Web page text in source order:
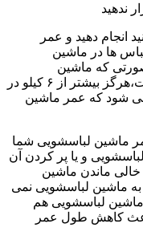
ندهید
انجام دهید و عمر
ها در ماشین
که ماشین
لباسشویی شما دارای ظرفیت ۶ کیلو است،هرگز بیشتر از ۶ کیلو در
می شود که عمر ماشین
ماشین لباسشویی شما
و یا پر کردن آن
خالی ماندن ماشین
ماشین لباسشویی نمی
لباسشویی هم
کاهش طول عمر